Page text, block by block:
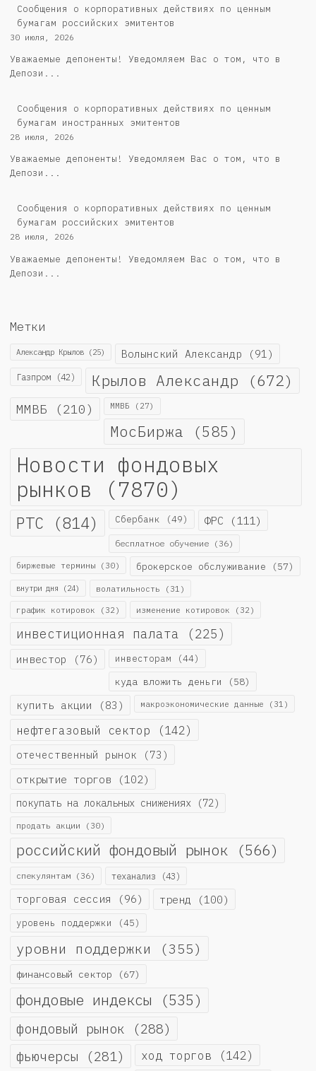
Cообщения о корпоративных действиях по ценным
бумагам российских эмитентов
30 июля, 2026
Уважаемые депоненты! Уведомляем Вас о том, что в
Депози...
Сообщения о корпоративных действиях по ценным
бумагам иностранных эмитентов
28 июля, 2026
Уважаемые депоненты! Уведомляем Вас о том, что в
Депози...
Cообщения о корпоративных действиях по ценным
бумагам российских эмитентов
28 июля, 2026
Уважаемые депоненты! Уведомляем Вас о том, что в
Депози...
Метки
Александр Крылов (25) Волынский Александр (91)
Газпром (42) Крылов Александр (672)
ММВБ (210) ММВБ (27)
МосБиржа (585)
Новости фондовых
рынков (7870)
РТС (814) Сбербанк (49) ФРС (111)
бесплатное обучение (36)
биржевые термины (30) брокерское обслуживание (57)
внутри дня (24) волатильность (31)
график котировок (32) изменение котировок (32)
инвестиционная палата (225)
инвестор (76) инвесторам (44)
куда вложить деньги (58)
купить акции (83) макроэкономические данные (31)
нефтегазовый сектор (142)
отечественный рынок (73)
открытие торгов (102)
покупать на локальных снижениях (72)
продать акции (30)
российский фондовый рынок (566)
спекулянтам (36) теханализ (43)
торговая сессия (96) тренд (100)
уровень поддержки (45)
уровни поддержки (355)
финансовый сектор (67)
фондовые индексы (535)
фондовый рынок (288)
фьючерсы (281) ход торгов (142)